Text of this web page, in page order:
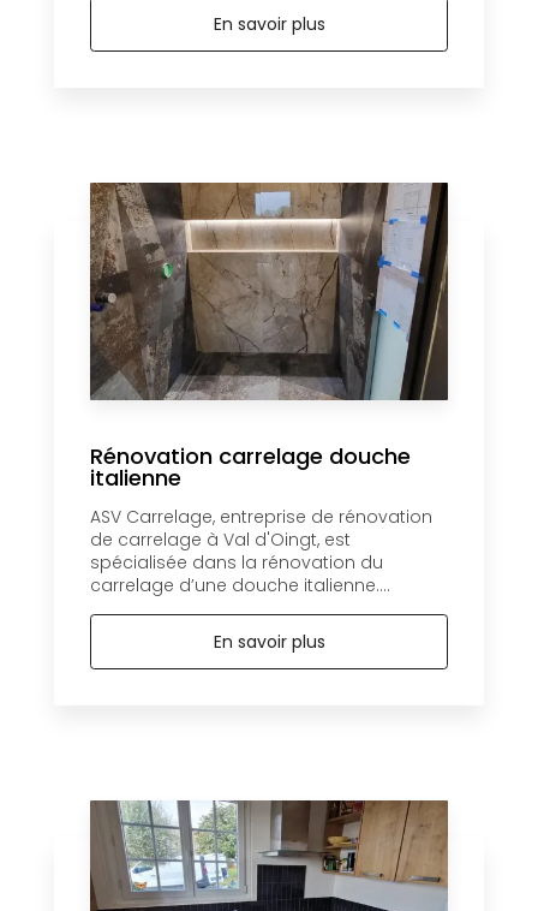
En savoir plus
Rénovation carrelage douche
italienne
ASV Carrelage, entreprise de rénovation
de carrelage à Val d'Oingt, est
spécialisée dans la rénovation du
carrelage d’une douche italienne....
En savoir plus